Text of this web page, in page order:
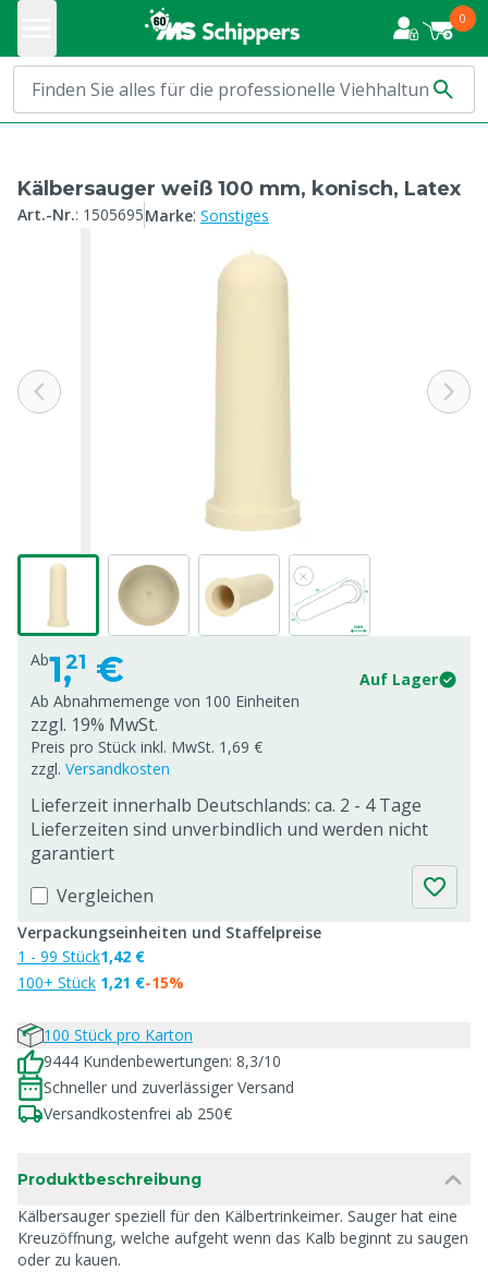
0
Kälbersauger weiß 100 mm, konisch, Latex
Art.-Nr.: 1505695Marke: Sonstiges
Ab1,21 €
Auf Lager
Ab Abnahmemenge von 100 Einheiten
zzgl. 19% MwSt.
Preis pro Stück inkl. MwSt. 1,69 €
zzgl. Versandkosten
Lieferzeit innerhalb Deutschlands: ca. 2 - 4 Tage
Lieferzeiten sind unverbindlich und werden nicht
garantiert
Vergleichen
Verpackungseinheiten und Staffelpreise
1 - 99 Stück
100+ Stück
1,42 €
1,21 €-15%
100 Stück pro Karton
9444 Kundenbewertungen: 8,3/10
Schneller und zuverlässiger Versand
Versandkostenfrei ab 250€
Produktbeschreibung
Kälbersauger speziell für den Kälbertrinkeimer. Sauger hat eine
Kreuzöffnung, welche aufgeht wenn das Kalb beginnt zu saugen
oder zu kauen.